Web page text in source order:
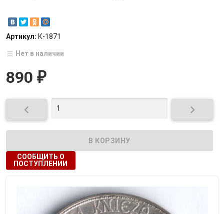
Артикул: К-1871
Нет в наличии
890 ₽
 
СООБЩИТЬ О
ПОСТУПЛЕНИИ